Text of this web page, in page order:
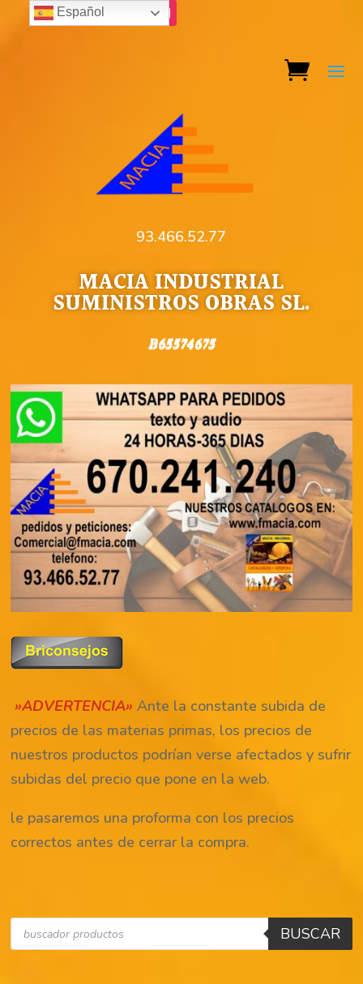
93.466.52.77
MACIA INDUSTRIAL
SUMINISTROS OBRAS SL.
B65574675
»ADVERTENCIA» Ante la constante subida de
precios de las materias primas, los precios de
nuestros productos podrían verse afectados y sufrir
subidas del precio que pone en la web.
le pasaremos una proforma con los precios
correctos antes de cerrar la compra.
Búsqueda
de
productos
BUSCAR
Español